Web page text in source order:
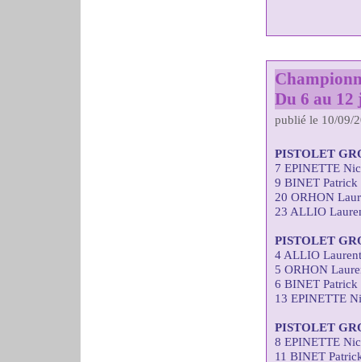
Du 6 au
publié le 10/09/
PISTOLET
7 EPINETTE
9 BINET Patrick
20 ORHON
23 ALLIO
PISTOLET
4 ALLIO
5 ORHON
6 BINET Patrick
13 EPINETTE
PISTOLET
8 EPINETTE
11 BINET